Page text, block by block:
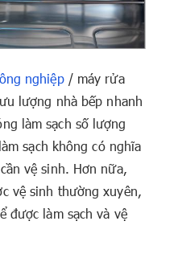
nghiệp/ máy rửa
lượng nhà bếp nhanh
làm sạch số lượng
sạch không có nghĩa
vệ sinh. Hơn nữa,
vệ sinh thường xuyên,
được làm sạch và vệ